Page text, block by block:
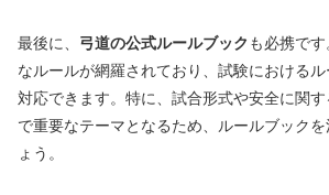
最後に、 弓道の公式ルールブック も必携で
なルールが網羅されており、試験における
対応できます。特に、試合形式や安全に関
で重要なテーマとなるため、ルールブック
ょう。